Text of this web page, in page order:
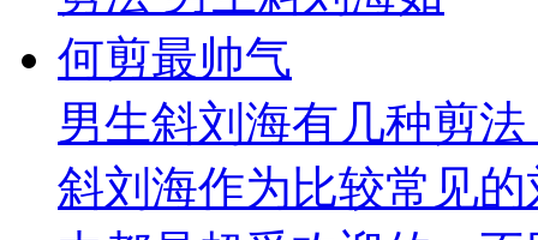
男生斜刘海有几种剪
斜刘海作为比较常见